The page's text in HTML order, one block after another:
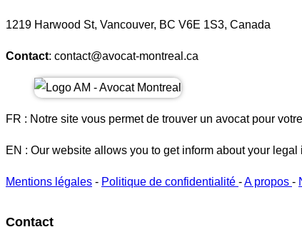
1219 Harwood St, Vancouver, BC V6E 1S3, Canada
Contact: contact@avocat-montreal.ca
FR : Notre site vous permet de trouver un avocat pour
EN : Our website allows you to get inform about your legal
Mentions légales - Politique de confidentialité -A propos -
Contact